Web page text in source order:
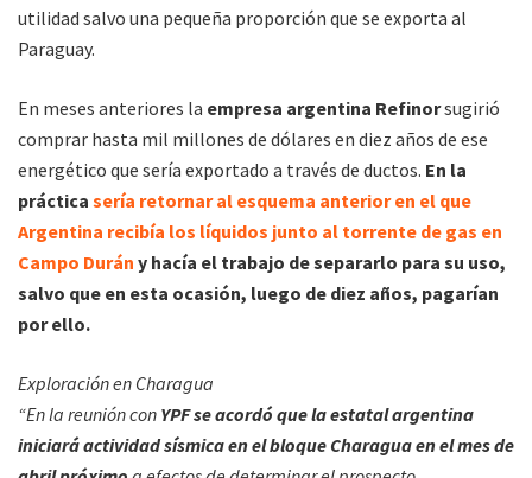
utilidad salvo una pequeña proporción que se exporta al
Paraguay.
En meses anteriores la empresa argentina Refinorsugirió
comprar hasta mil millones de dólares en diez años de ese
energético que sería exportado a través de ductos. En la
práctica sería retornar al esquema anterior en el que
Argentina recibía los líquidos junto al torrente de gas en
Campo Durán y hacía el trabajo de separarlo para su uso,
salvo que en esta ocasión, luego de diez años, pagarían
por ello.
Exploración en Charagua
“En la reunión con YPF se acordó que la estatal argentina
iniciará actividad sísmica en el bloque Charagua en el mes de